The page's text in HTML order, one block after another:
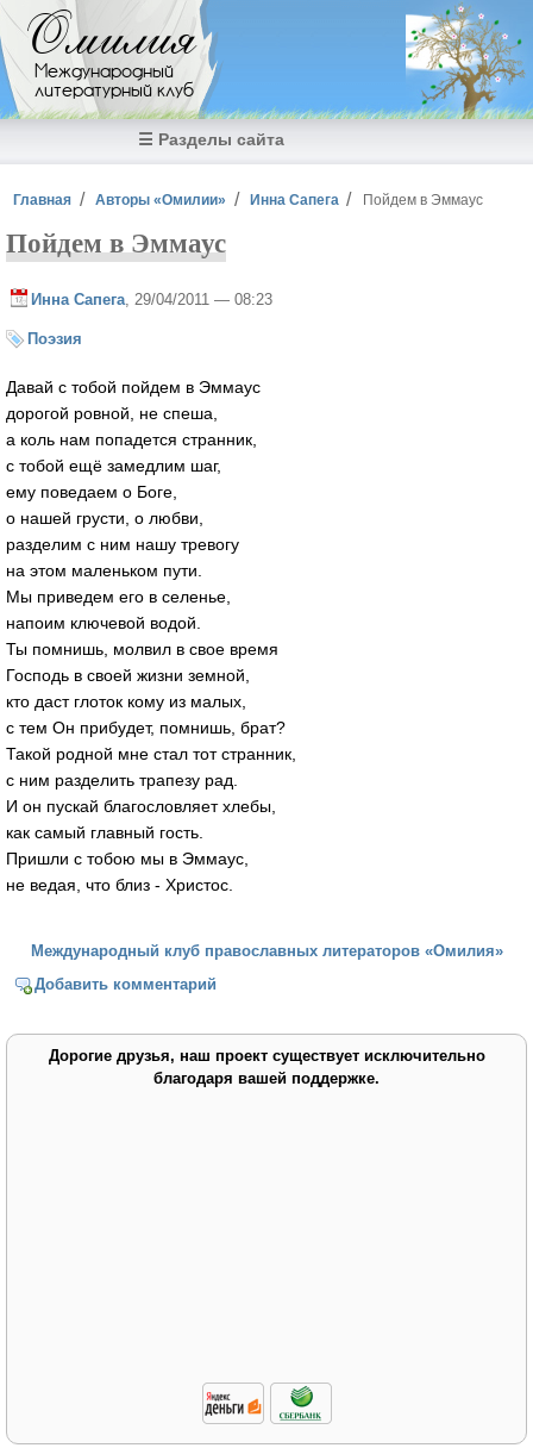
Перейти к основному содержанию
Омилия
Международный
литературный клуб
☰ Разделы сайта
Вы здесь
Главная Авторы «Омилии» Инна Сапега Пойдем в Эммаус
Пойдем в Эммаус
Инна Сапега , 29/04/2011 — 08:23
Поэзия
Давай с тобой пойдем в Эммаус
дорогой ровной, не спеша,
а коль нам попадется странник,
с тобой ещё замедлим шаг,
ему поведаем о Боге,
о нашей грусти, о любви,
разделим с ним нашу тревогу
на этом маленьком пути.
Мы приведем его в селенье,
напоим ключевой водой.
Ты помнишь, молвил в свое время
Господь в своей жизни земной,
кто даст глоток кому из малых,
с тем Он прибудет, помнишь, брат?
Такой родной мне стал тот странник,
с ним разделить трапезу рад.
И он пускай благословляет хлебы,
как самый главный гость.
Пришли с тобою мы в Эммаус,
не ведая, что близ - Христос.
Международный клуб православных литераторов «Омилия»
Добавить комментарий
Дорогие друзья, наш проект существует исключительно
благодаря вашей поддержке.